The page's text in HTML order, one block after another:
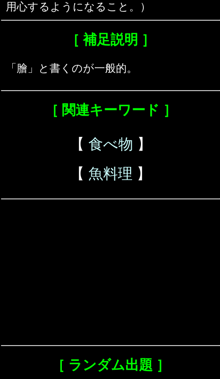
用心するようになること。）
［ 補足説明 ］
「膾」と書くのが一般的。
［ 関連キーワード ］
【 食べ物 】
【 魚料理 】
［ ランダム出題 ］